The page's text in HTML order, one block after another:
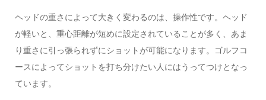
ヘッドの重さによって大きく変わるのは、操作性です。ヘッド
が軽いと、重心距離が短めに設定されていることが多く、あま
り重さに引っ張られずにショットが可能になります。ゴルフコ
ースによってショットを打ち分けたい人にはうってつけとなっ
ています。